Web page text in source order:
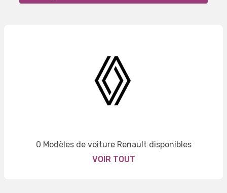
0 Modèles de voiture Renault disponibles
VOIR TOUT